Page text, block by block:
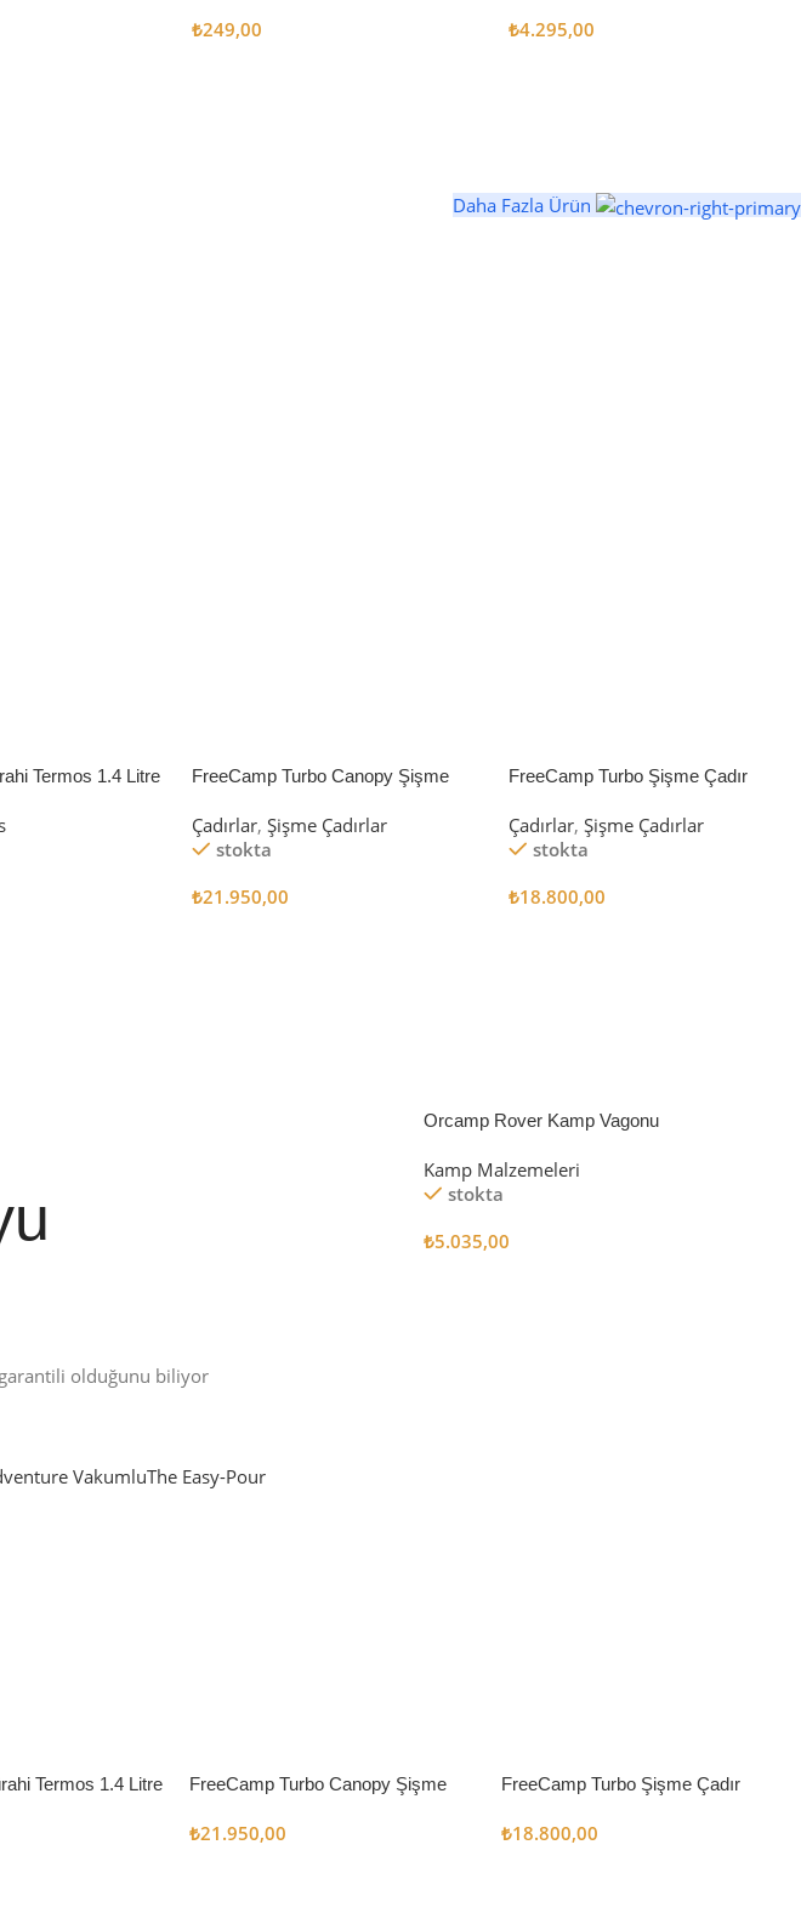
₺249,00
₺4.295,00
Daha Fazla Ürün
Termos 1.4 Litre
FreeCamp Turbo Canopy Şişme
Çadırlar, Şişme Çadırlar
stokta
₺21.950,00
FreeCamp Turbo Şişme Çadır
Çadırlar, Şişme Çadırlar
stokta
₺18.800,00
olduğunu biliyor
VakumluThe Easy-Pour
Orcamp Rover Kamp Vagonu
Kamp Malzemeleri
stokta
₺5.035,00
Termos 1.4 Litre
FreeCamp Turbo Canopy Şişme
₺21.950,00
FreeCamp Turbo Şişme Çadır
₺18.800,00